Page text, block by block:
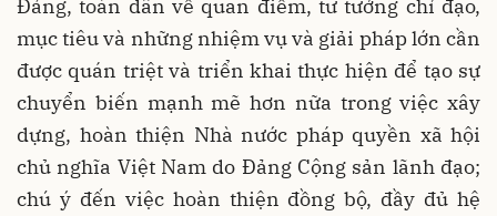
Đảng, toàn dân về quan điểm, tư tưởng chỉ đạo,
mục tiêu và những nhiệm vụ và giải pháp lớn cần
được quán triệt và triển khai thực hiện để tạo sự
chuyển biến mạnh mẽ hơn nữa trong việc xây
dựng, hoàn thiện Nhà nước pháp quyền xã hội
chủ nghĩa Việt Nam do Đảng Cộng sản lãnh đạo;
chú ý đến việc hoàn thiện đồng bộ, đầy đủ hệ